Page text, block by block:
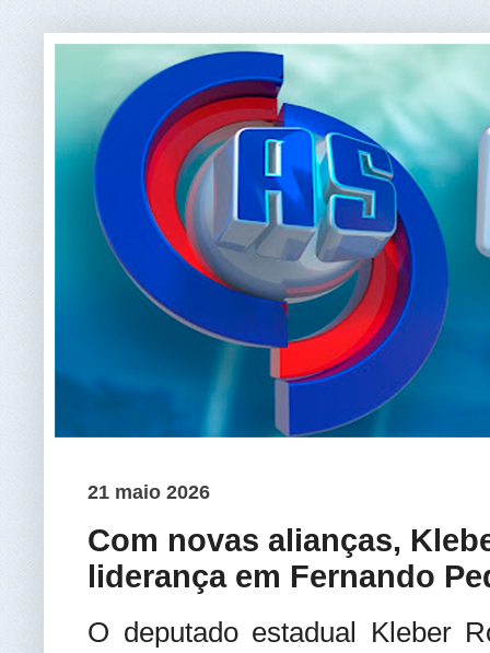
21 maio 2026
Com novas alianças,
liderança em Fernando
O deputado estadual Kleber